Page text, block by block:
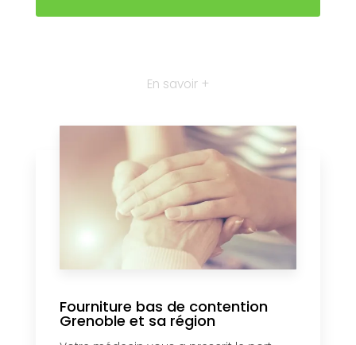
En savoir +
Fourniture bas de contention
Grenoble et sa région